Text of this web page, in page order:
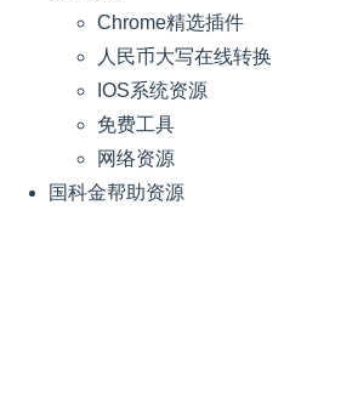
Chrome精选插件
人民币大写在线转换
IOS系统资源
免费工具
网络资源
国科金帮助资源